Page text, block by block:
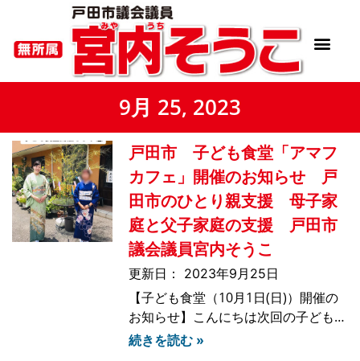
9月 25, 2023
戸田市 子ども食堂「アマフ
カフェ」開催のお知らせ 戸
田市のひとり親支援 母子家
庭と父子家庭の支援 戸田市
議会議員宮内そうこ
2023年9月25日
【子ども食堂（10月1日(日)）開催の
お知らせ】こんにちは次回の子ども食
堂は10月1日（日）に開催予定です次
続きを読む »